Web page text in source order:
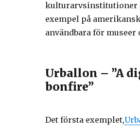
kulturarvsinstitutioner
exempel på
användbara för museer
Urballon – ”A
bonfire”
Det första exemplet,